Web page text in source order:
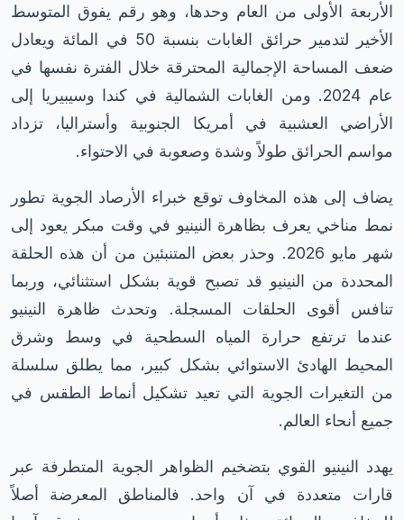
الأربعة الأولى من العام وحدها، وهو رقم يفوق المتوسط
الأخير لتدمير حرائق الغابات بنسبة 50 في المائة ويعادل
ضعف المساحة الإجمالية المحترقة خلال الفترة نفسها في
عام 2024. ومن الغابات الشمالية في كندا وسيبيريا إلى
الأراضي العشبية في أمريكا الجنوبية وأستراليا، تزداد
مواسم الحرائق طولاً وشدة وصعوبة في الاحتواء.
يضاف إلى هذه المخاوف توقع خبراء الأرصاد الجوية تطور
نمط مناخي يعرف بظاهرة النينيو في وقت مبكر يعود إلى
شهر مايو 2026. وحذر بعض المتنبئين من أن هذه الحلقة
المحددة من النينيو قد تصبح قوية بشكل استثنائي، وربما
تنافس أقوى الحلقات المسجلة. وتحدث ظاهرة النينيو
عندما ترتفع حرارة المياه السطحية في وسط وشرق
المحيط الهادئ الاستوائي بشكل كبير، مما يطلق سلسلة
من التغيرات الجوية التي تعيد تشكيل أنماط الطقس في
جميع أنحاء العالم.
يهدد النينيو القوي بتضخيم الظواهر الجوية المتطرفة عبر
قارات متعددة في آن واحد. فالمناطق المعرضة أصلاً